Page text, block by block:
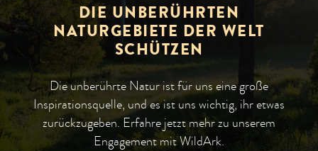
DIE UNBERÜHRTEN
NATURGEBIETE DER WELT
SCHÜTZEN
Die unberührte Natur ist für uns eine große
Inspirationsquelle, und es ist uns wichtig, ihr etwas
zurückzugeben. Erfahre jetzt mehr zu unserem
Engagement mit WildArk.